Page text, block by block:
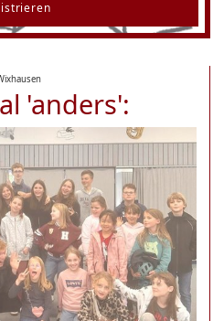
'anders':